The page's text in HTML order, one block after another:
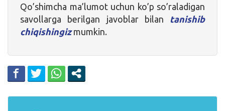
Qo’shimcha ma’lumot uchun ko’p so’raladigan
savollarga berilgan javoblar bilan tanishib
chiqishingiz mumkin.